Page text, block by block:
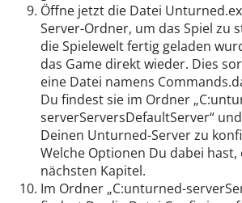
Öffne jetzt die Datei
Server-Ordner, um das Spiel zu
die Spielewelt fertig geladen
das Game direkt wieder. Dies
eine Datei namens
Du findest sie im Ordner
serverServersDefaultServer“
Deinen Unturned-Server zu
Welche Optionen Du dabei
nächsten Kapitel.
Im Ordner „C:unturned-